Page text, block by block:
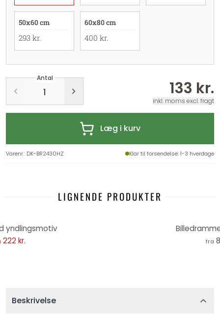
50x60 cm
293 kr.
60x80 cm
400 kr.
Antal
133 kr.
inkl. moms excl. fragt
Læg i kurv
Varenr.: DK-BR2430HZ Klar til forsendelse: 1-3 hverdage
LIGNENDE PRODUKTER
yndlingsmotiv
222 kr. fra
Beskrivelse